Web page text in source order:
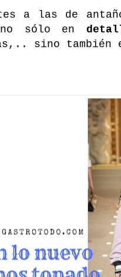
a las de
no sólo en
sino